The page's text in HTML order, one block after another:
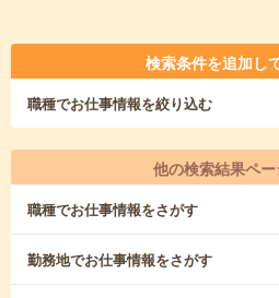
検索条件を追加し
職種でお仕事情報を絞り込む
他の検索結果ペ
職種でお仕事情報をさがす
勤務地でお仕事情報をさがす